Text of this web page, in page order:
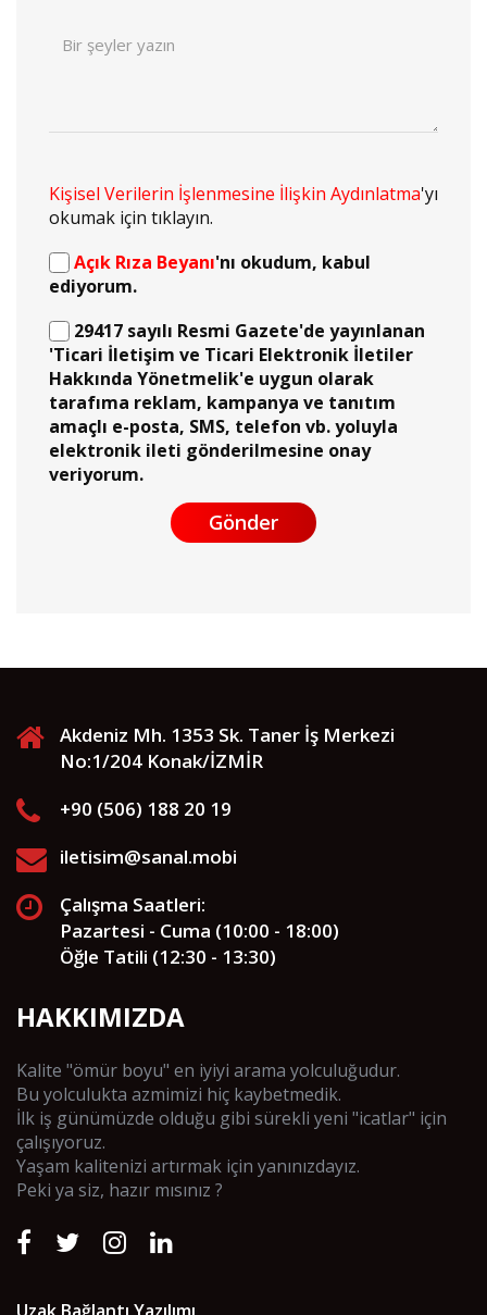
Kişisel Verilerin İşlenmesine İlişkin Aydınlatma'yı
okumak için tıklayın.
Açık Rıza Beyanı'nı okudum, kabul
ediyorum.
29417 sayılı Resmi Gazete'de yayınlanan
'Ticari İletişim ve Ticari Elektronik İletiler
Hakkında Yönetmelik'e uygun olarak
tarafıma reklam, kampanya ve tanıtım
amaçlı e-posta, SMS, telefon vb. yoluyla
elektronik ileti gönderilmesine onay
veriyorum.
Gönder
Akdeniz Mh. 1353 Sk. Taner İş Merkezi
No:1/204 Konak/İZMİR
+90 (506) 188 20 19
iletisim@sanal.mobi
Çalışma Saatleri:
Pazartesi - Cuma (10:00 - 18:00)
Öğle Tatili (12:30 - 13:30)
HAKKIMIZDA
Kalite "ömür boyu" en iyiyi arama yolculuğudur.
Bu yolculukta azmimizi hiç kaybetmedik.
İlk iş günümüzde olduğu gibi sürekli yeni "icatlar" için
çalışıyoruz.
Yaşam kalitenizi artırmak için yanınızdayız.
Peki ya siz, hazır mısınız ?